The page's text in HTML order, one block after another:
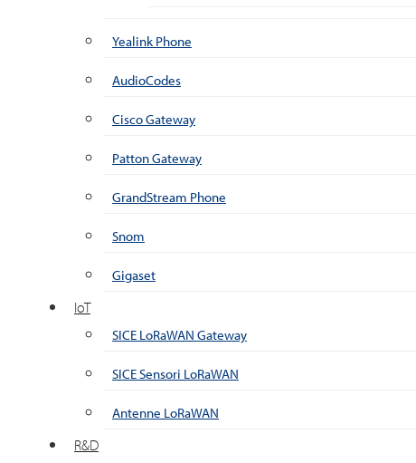
Yealink Phone
AudioCodes
Cisco Gateway
Patton Gateway
GrandStream Phone
Snom
Gigaset
IoT
SICE LoRaWAN Gateway
SICE Sensori LoRaWAN
Antenne LoRaWAN
R&D